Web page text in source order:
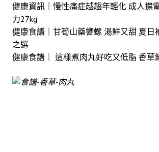
健康資訊｜慢性痛症越趨年輕化 成人㩒
力27kg
健康食譜｜甘筍山藥響螺 湯鮮又甜 夏日
之選
健康食譜｜ 這樣煮肉丸好吃又低脂 香草